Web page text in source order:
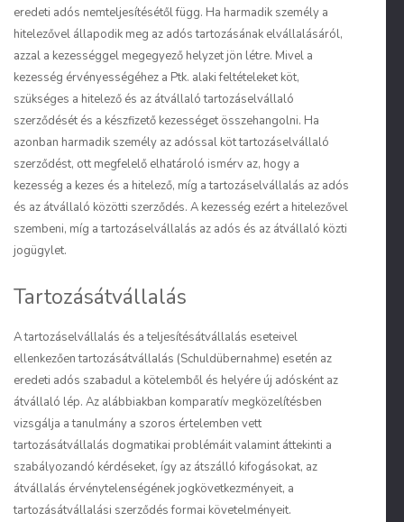
eredeti adós nemteljesítésétől függ. Ha harmadik személy a
hitelezővel állapodik meg az adós tartozásának elvállalásáról,
azzal a kezességgel megegyező helyzet jön létre. Mivel a
kezesség érvényességéhez a Ptk. alaki feltételeket köt,
szükséges a hitelező és az átvállaló tartozáselvállaló
szerződését és a készfizető kezességet összehangolni. Ha
azonban harmadik személy az adóssal köt tartozáselvállaló
szerződést, ott megfelelő elhatároló ismérv az, hogy a
kezesség a kezes és a hitelező, míg a tartozáselvállalás az adós
és az átvállaló közötti szerződés. A kezesség ezért a hitelezővel
szembeni, míg a tartozáselvállalás az adós és az átvállaló közti
jogügylet.
Tartozásátvállalás
A tartozáselvállalás és a teljesítésátvállalás eseteivel
ellenkezőentartozásátvállalás (Schuldübernahme) esetén az
eredeti adós szabadul a kötelemből és helyére új adósként az
átvállaló lép. Az alábbiakban komparatív megközelítésben
vizsgálja a tanulmány a szoros értelemben vett
tartozásátvállalás dogmatikai problémáit valamint áttekinti a
szabályozandó kérdéseket, így az átszálló kifogásokat, az
átvállalás érvénytelenségének jogkövetkezményeit, a
tartozásátvállalási szerződés formai követelményeit.